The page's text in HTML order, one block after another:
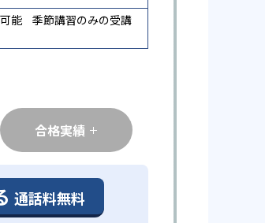
能
季節講習のみの受講
合格実績
通話料無料